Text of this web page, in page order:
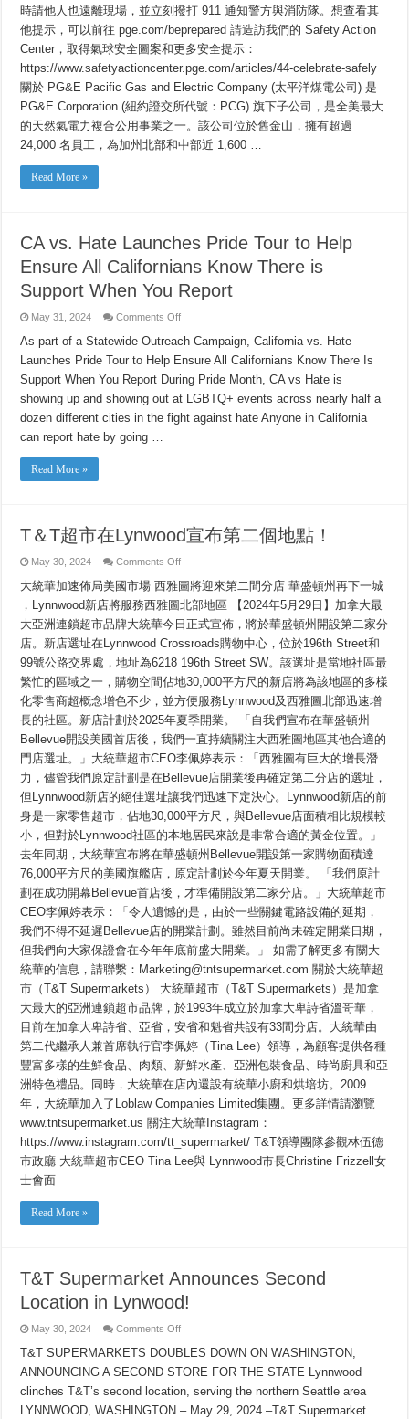
時請他人也遠離現場，並立刻撥打 911 通知警方與消防隊。想查看其
他提示，可以前往 pge.com/beprepared 請造訪我們的 Safety Action
Center，取得氣球安全圖案和更多安全提示：
https://www.safetyactioncenter.pge.com/articles/44-celebrate-safely
關於 PG&E Pacific Gas and Electric Company (太平洋煤電公司) 是
PG&E Corporation (紐約證交所代號：PCG) 旗下子公司，是全美最大
的天然氣電力複合公用事業之一。該公司位於舊金山，擁有超過
24,000 名員工，為加州北部和中部近 1,600 …
Read More »
CA vs. Hate Launches Pride Tour to Help
Ensure All Californians Know There is
Support When You Report
May 31, 2024 Comments Offon
vs.
Hate
Launches
Tour
to
Help
Ensure
All
As part of a Statewide Outreach Campaign, California vs. Hate
Launches Pride Tour to Help Ensure All Californians Know There Is
Support When You Report During Pride Month, CA vs Hate is
showing up and showing out at LGBTQ+ events across nearly half a
dozen different cities in the fight against hate Anyone in California
can report hate by going …
Read More »
T＆T超市在Lynwood宣布第二個地點！
May 30, 2024 Comments Offon
＆
超
市
Lynwood
宣
布
第
二
個
地
點！
大統華加速佈局美國市場 西雅圖將迎來第二間分店 華盛頓州再下一城
，Lynnwood新店將服務西雅圖北部地區 【2024年5月29日】加拿大最
大亞洲連鎖超市品牌大統華今日正式宣佈，將於華盛頓州開設第二家分
店。新店選址在Lynnwood Crossroads購物中心，位於196th Street和
99號公路交界處，地址為6218 196th Street SW。該選址是當地社區最
繁忙的區域之一，購物空間佔地30,000平方尺的新店將為該地區的多樣
化零售商超概念增色不少，並方便服務Lynnwood及西雅圖北部迅速增
長的社區。新店計劃於2025年夏季開業。 「自我們宣布在華盛頓州
Bellevue開設美國首店後，我們一直持續關注大西雅圖地區其他合適的
門店選址。」大統華超市CEO李佩婷表示：「西雅圖有巨大的增長潛
力，儘管我們原定計劃是在Bellevue店開業後再確定第二分店的選址，
但Lynnwood新店的絕佳選址讓我們迅速下定決心。Lynnwood新店的前
身是一家零售超市，佔地30,000平方尺，與Bellevue店面積相比規模較
小，但對於Lynnwood社區的本地居民來說是非常合適的黃金位置。」
去年同期，大統華宣布將在華盛頓州Bellevue開設第一家購物面積達
76,000平方尺的美國旗艦店，原定計劃於今年夏天開業。 「我們原計
劃在成功開幕Bellevue首店後，才準備開設第二家分店。」大統華超市
CEO李佩婷表示：「令人遺憾的是，由於一些關鍵電路設備的延期，
我們不得不延遲Bellevue店的開業計劃。雖然目前尚未確定開業日期，
但我們向大家保證會在今年年底前盛大開業。」 如需了解更多有關大
統華的信息，請聯繫：Marketing@tntsupermarket.com 關於大統華超
市（T&T Supermarkets） 大統華超市（T&T Supermarkets）是加拿
大最大的亞洲連鎖超市品牌，於1993年成立於加拿大卑詩省溫哥華，
目前在加拿大卑詩省、亞省，安省和魁省共設有33間分店。大統華由
第二代繼承人兼首席執行官李佩婷（Tina Lee）領導，為顧客提供各種
豐富多樣的生鮮食品、肉類、新鮮水產、亞洲包裝食品、時尚廚具和亞
洲特色禮品。同時，大統華在店內還設有統華小廚和烘培坊。2009
年，大統華加入了Loblaw Companies Limited集團。更多詳情請瀏覽
www.tntsupermarket.us 關注大統華Instagram：
https://www.instagram.com/tt_supermarket/ T&T領導團隊參觀林伍德
市政廳 大統華超市CEO Tina Lee與 Lynnwood市長Christine Frizzell女
士會面
Read More »
T&T Supermarket Announces Second
Location in Lynwood!
May 30, 2024 Comments Offon
Supermarket
Announces
Second
in
Lynwood!
T&T SUPERMARKETS DOUBLES DOWN ON WASHINGTON,
ANNOUNCING A SECOND STORE FOR THE STATE Lynnwood
clinches T&T’s second location, serving the northern Seattle area
LYNNWOOD, WASHINGTON – May 29, 2024 –T&T Supermarket